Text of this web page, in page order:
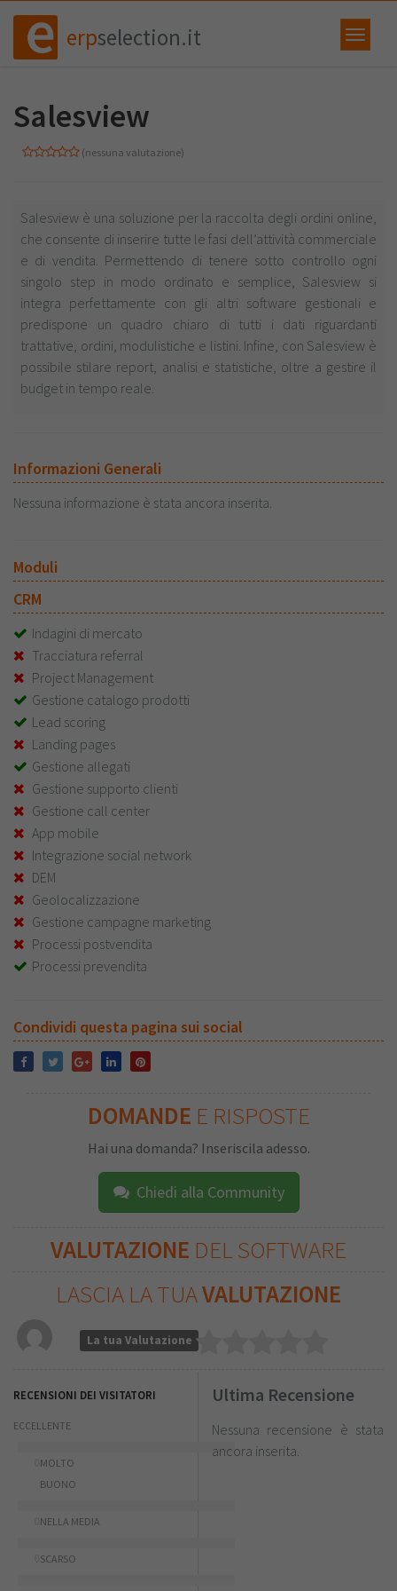
erpselection.it
Salesview
(nessuna valutazione)
Salesview è una soluzione per la raccolta degli ordini online,
che consente di inserire tutte le fasi dell’attività commerciale
e di vendita. Permettendo di tenere sotto controllo ogni
singolo step in modo ordinato e semplice, Salesview si
integra perfettamente con gli altri software gestionali e
predispone un quadro chiaro di tutti i dati riguardanti
trattative, ordini, modulistiche e listini. Infine, con Salesview è
possibile stilare report, analisi e statistiche, oltre a gestire il
budget in tempo reale.
Informazioni Generali
Nessuna informazione è stata ancora inserita.
Moduli
CRM
Indagini di mercato
Tracciatura referral
Project Management
Gestione catalogo prodotti
Lead scoring
Landing pages
Gestione allegati
Gestione supporto clienti
Gestione call center
App mobile
Integrazione social network
DEM
Geolocalizzazione
Gestione campagne marketing
Processi postvendita
Processi prevendita
Condividi questa pagina sui social
DOMANDE E RISPOSTE
Hai una domanda? Inseriscila adesso.
Chiedi alla Community
VALUTAZIONE DEL SOFTWARE
LASCIA LA TUAVALUTAZIONE
La tua Valutazione
RECENSIONI DEI VISITATORI
ECCELLENTE
MOLTO
BUONO
NELLA MEDIA
SCARSO
Ultima Recensione
Nessuna recensione è stata
ancora inserita.